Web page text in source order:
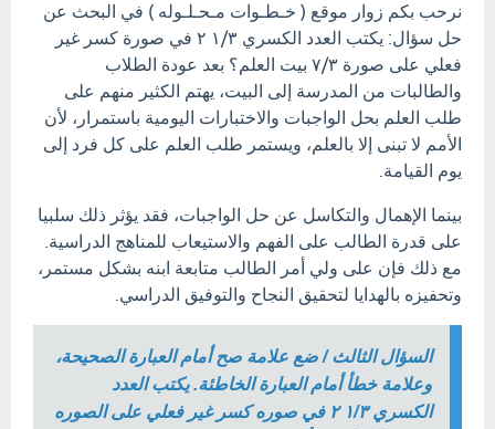
نرحب بكم زوار موقع ( خـطـوات مـحـلـوله ) في البحث عن
حل سؤال: يكتب العدد الكسري ١/٣ ٢ في صورة كسر غير
فعلي على صورة ٧/٣ بيت العلم؟ بعد عودة الطلاب
والطالبات من المدرسة إلى البيت، يهتم الكثير منهم على
طلب العلم بحل الواجبات والاختبارات اليومية باستمرار، لأن
الأمم لا تبنى إلا بالعلم، ويستمر طلب العلم على كل فرد إلى
يوم القيامة.
بينما الإهمال والتكاسل عن حل الواجبات، فقد يؤثر ذلك سلبيا
على قدرة الطالب على الفهم والاستيعاب للمناهج الدراسية.
مع ذلك فإن على ولي أمر الطالب متابعة ابنه بشكل مستمر،
وتحفيزه بالهدايا لتحقيق النجاح والتوفيق الدراسي.
السؤال الثالث / ضع علامة صح أمام العبارة الصحيحة،
وعلامة خطأ أمام العبارة الخاطئة. يكتب العدد
الكسري ١/٣ ٢ في صوره كسر غير فعلي على الصوره